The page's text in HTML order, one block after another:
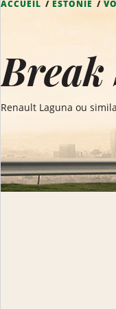
ACCUEIL ESTONIE
Renault Laguna ou